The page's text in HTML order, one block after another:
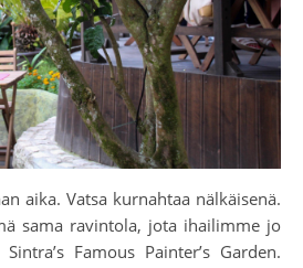
aika. Vatsa kurnahtaa nälkäisenä.
sama ravintola, jota ihailimme jo
Famous Painter’s Garden.